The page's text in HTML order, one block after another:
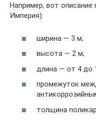
Например, вот
Империя):
ширина — 3 м;
высота — 2 м;
длина — от 4 до
промежуток
толщина